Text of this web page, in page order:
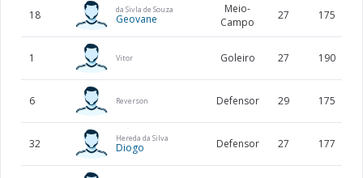
18 da Sivla de Souza
Geovane
Meio-
Campo
27 175
1 Vitor Goleiro 27 190
6 Reverson Defensor 29 175
32 Hereda da Silva
Diogo Defensor 27 177